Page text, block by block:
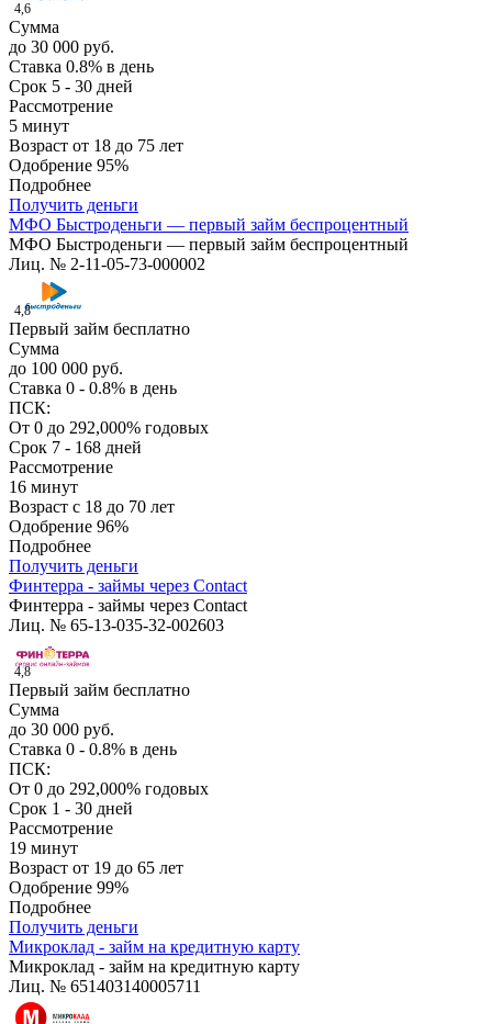
4,6
Сумма
до 30 000 руб.
Ставка 0.8% в день
Срок 5 - 30 дней
Рассмотрение
5 минут
Возраст от 18 до 75 лет
Одобрение 95%
Подробнее
Получить деньги
МФО Быстроденьги — первый займ беспроцентный
МФО Быстроденьги — первый займ беспроцентный
Лиц. № 2-11-05-73-000002
4,8
Первый займ бесплатно
Сумма
до 100 000 руб.
Ставка 0 - 0.8% в день
ПСК:
От 0 до 292,000% годовых
Срок 7 - 168 дней
Рассмотрение
16 минут
Возраст с 18 до 70 лет
Одобрение 96%
Подробнее
Получить деньги
Финтерра - займы через Contact
Финтерра - займы через Contact
Лиц. № 65-13-035-32-002603
4,8
Первый займ бесплатно
Сумма
до 30 000 руб.
Ставка 0 - 0.8% в день
ПСК:
От 0 до 292,000% годовых
Срок 1 - 30 дней
Рассмотрение
19 минут
Возраст от 19 до 65 лет
Одобрение 99%
Подробнее
Получить деньги
Микроклад - займ на кредитную карту
Микроклад - займ на кредитную карту
Лиц. № 651403140005711